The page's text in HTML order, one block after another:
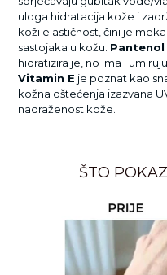
uloga hidratacija kože i
koži elastičnost, čini je
sastojaka u kožu. Pantenol
hidratizira je, no ima i
Vitamin E je poznat kao
kožna oštećenja izazvana
nadraženost kože.
ŠTO